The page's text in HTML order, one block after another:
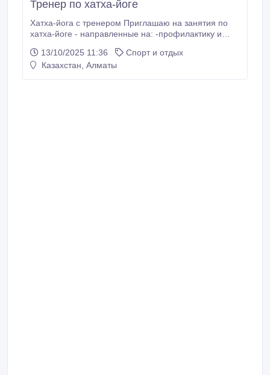
Тренер по хатха-йоге
Хатха-йога с тренером Приглашаю на занятия по
хатха-йоге - направленные на: -профилактику и
-мягкую, но эффективную проработку всех мышц и
суставов; -раскрытие грудного отдела и улучшение
13/10/2025 11:36
Спорт и отдых
Казахстан, Алматы